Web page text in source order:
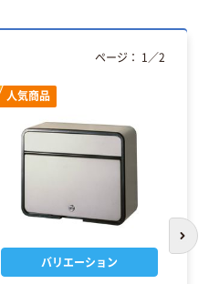
人気商品
バリエーション
ページ： 1 ／2
次